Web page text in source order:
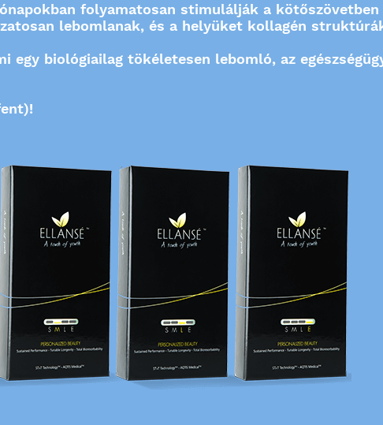
folyamatosan stimulálják a kötőszövetben
lebomlanak, és a helyüket kollagén
egy biológiailag tökéletesen lebomló, az